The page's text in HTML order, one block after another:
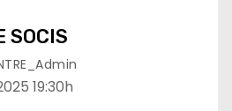
SOCIS
19:30h